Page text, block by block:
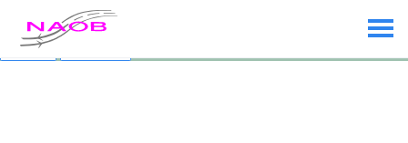
Custom Text added by the
remove)
Dismiss